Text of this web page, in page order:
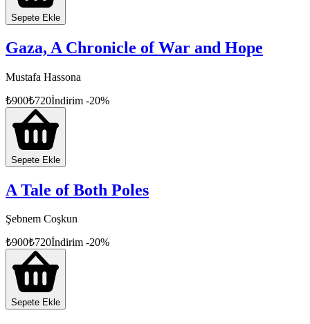
Sepete Ekle
Gaza, A Chronicle of War and Hope
Mustafa Hassona
₺900₺720İndirim -20%
Sepete Ekle
A Tale of Both Poles
Şebnem Coşkun
₺900₺720İndirim -20%
Sepete Ekle